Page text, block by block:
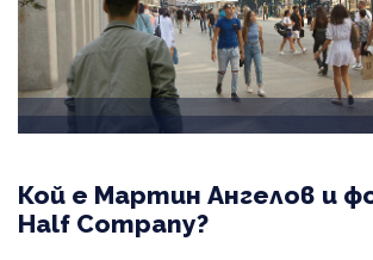
Кой е Мартин Ангелов и
Half Company?